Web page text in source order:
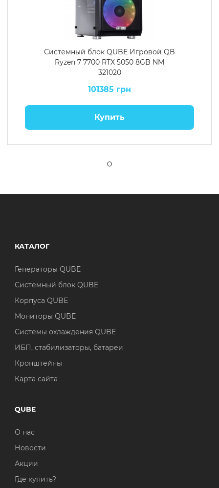
Системный блок QUBE Игровой QB
Ryzen 7 7700 RTX 5050 8GB NM
321020
101385 грн
Купить
КАТАЛОГ
Генераторы QUBE
Системный блок QUBE
Корпуса QUBE
Мониторы QUBE
Системы охлаждения QUBE
ИБП, стабилизаторы, батареи
Кронштейны
Карта сайта
QUBE
О нас
Новости
Акции
Где купить?